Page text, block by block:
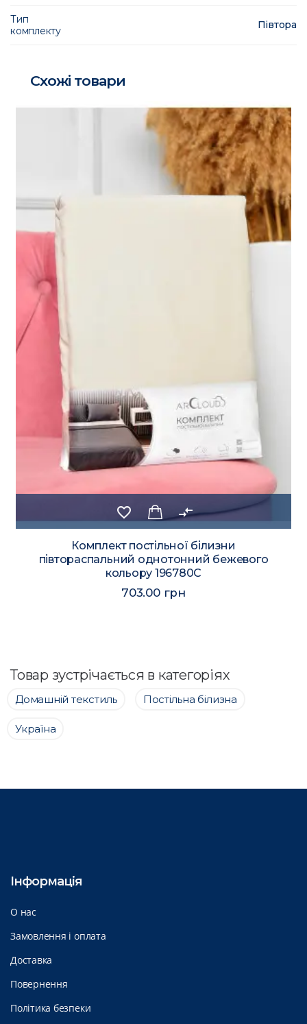
Тип
комплекту
Півтора
Схожі товари
favorite_border compare_arrows
Комплект постільної білизни
півтораспальний однотонний бежевого
кольору 196780C
703.00 грн
Товар зустрічається в категоріях
Домашній текстиль Постільна білизна
Україна
Інформація
О нас
Замовлення і оплата
Доставка
Повернення
Політика безпеки